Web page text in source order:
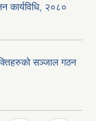
कार्यविधि, २०८०
सञ्जाल गठन